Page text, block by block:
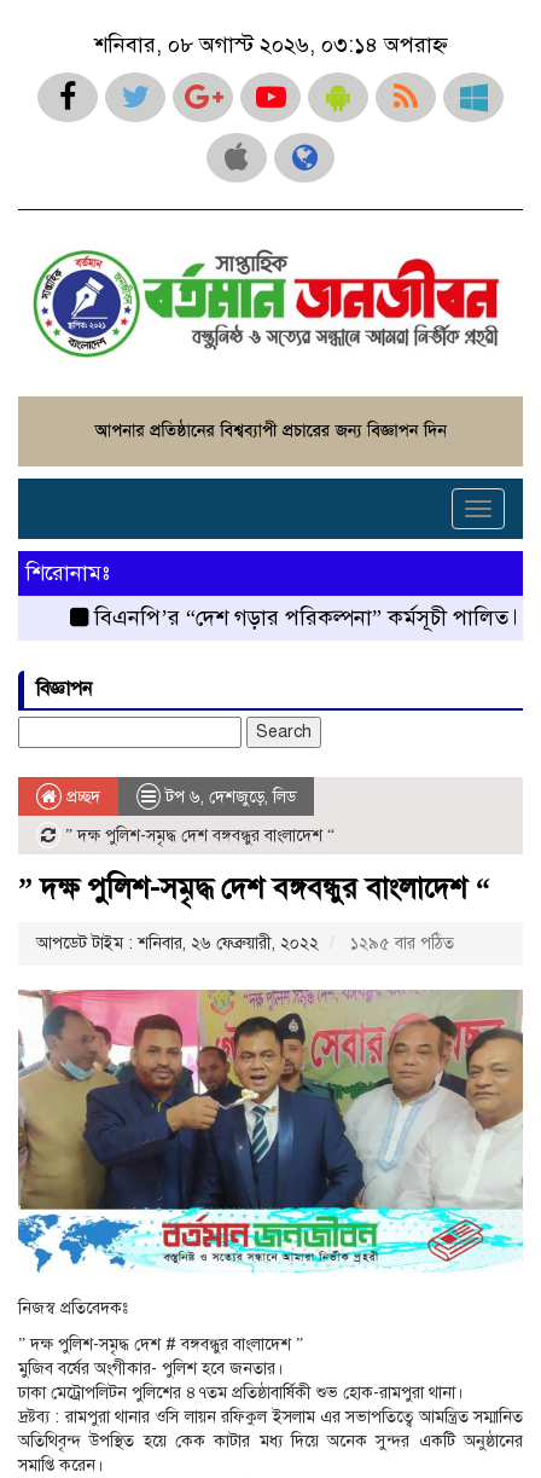
শনিবার, ০৮ অগাস্ট ২০২৬, ০৩:১৪ অপরাহ্ন
Toggle
শিরোনামঃ
বিএনপি’র “দেশ গড়ার পরিকল্পনা” কর্মসূচী পালিত
রংপুর
বিজ্ঞাপন
for:
প্রচ্ছদ টপ ৬, দেশজুড়ে,লিড
” দক্ষ পুলিশ-সমৃদ্ধ দেশ বঙ্গবন্ধুর বাংলাদেশ “
” দক্ষ পুলিশ-সমৃদ্ধ দেশ বঙ্গবন্ধুর বাংলাদেশ “
আপডেট টাইম : শনিবার, ২৬ ফেব্রুয়ারী, ২০২২ ১২৯৫ বার পঠিত
নিজস্ব প্রতিবেদকঃ
” দক্ষ পুলিশ-সমৃদ্ধ দেশ # বঙ্গবন্ধুর বাংলাদেশ ”
মুজিব বর্ষের অংগীকার- পুলিশ হবে জনতার।
ঢাকা মেট্রোপলিটন পুলিশের ৪৭তম প্রতিষ্ঠাবার্ষিকী শুভ হোক-রামপুরা থানা।
দ্রষ্টব্য : রামপুরা থানার ওসি লায়ন রফিকুল ইসলাম এর সভাপতিত্বে আমন্ত্রিত সম্মানিত
অতিথিবৃন্দ উপস্থিত হয়ে কেক কাটার মধ্য দিয়ে অনেক সুন্দর একটি অনুষ্ঠানের
সমাপ্তি করেন।